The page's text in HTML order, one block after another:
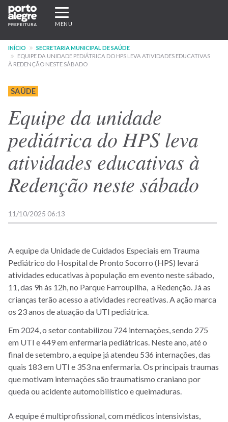
Pular
para
conteúdo
principal
Expandir/recolher
navegação
MENU
INÍCIO
SECRETARIA MUNICIPAL DE SAÚDE
EQUIPE DA UNIDADE PEDIÁTRICA DO HPS LEVA ATIVIDADES EDUCATIVAS
À REDENÇÃO NESTE SÁBADO
SAÚDE
Equipe da unidade
pediátrica do HPS leva
atividades educativas à
Redenção neste sábado
11/10/2025 06:13
A equipe da Unidade de Cuidados Especiais em Trauma
Pediátrico do Hospital de Pronto Socorro (HPS) levará
atividades educativas à população em evento neste sábado,
11, das 9h às 12h, no Parque Farroupilha, a Redenção. Já as
crianças terão acesso a atividades recreativas. A ação marca
os 23 anos de atuação da UTI pediátrica.
Em 2024, o setor contabilizou 724 internações, sendo 275
em UTI e 449 em enfermaria pediátricas. Neste ano, até o
final de setembro, a equipe já atendeu 536 internações, das
quais 183 em UTI e 353 na enfermaria. Os principais traumas
que motivam internações são traumatismo craniano por
queda ou acidente automobilístico e queimaduras.
A equipe é multiprofissional, com médicos intensivistas,